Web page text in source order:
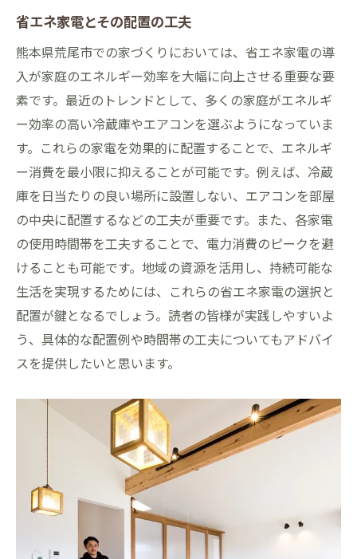
省エネ家電とその配置の工夫
熊本県荒尾市での家づくりにおいては、省エネ家電の導
入が家庭のエネルギー効率を大幅に向上させる重要な要
素です。最近のトレンドとして、多くの家庭がエネルギ
ー効率の高い冷蔵庫やエアコンを選ぶようになっていま
す。これらの家電を効果的に配置することで、エネルギ
ー消費を最小限に抑えることが可能です。例えば、冷蔵
庫を日当たりの良い場所に設置しない、エアコンを部屋
の中央に配置するなどの工夫が重要です。また、各家電
の使用時間帯を工夫することで、電力消費のピークを避
けることも可能です。地域の資源を活用し、持続可能な
生活を実現するためには、これらの省エネ家電の選択と
配置が鍵となるでしょう。読者の皆様が実践しやすいよ
う、具体的な配置例や時間帯の工夫についてもアドバイ
スを提供したいと思います。